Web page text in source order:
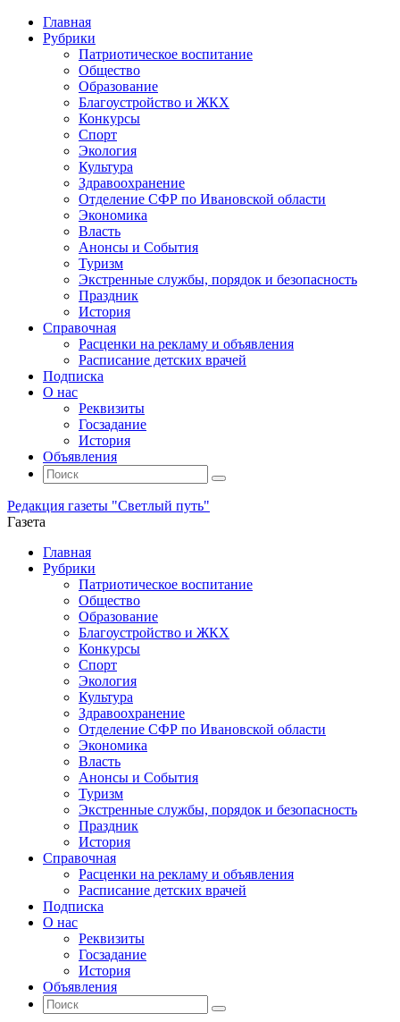
Главная
Рубрики
Патриотическое воспитание
Общество
Образование
Благоустройство и ЖКХ
Конкурсы
Спорт
Экология
Культура
Здравоохранение
Отделение СФР по Ивановской области
Экономика
Власть
Анонсы и События
Туризм
Экстренные службы, порядок и безопасность
Праздник
История
Справочная
Расценки на рекламу и объявления
Расписание детских врачей
Подписка
О нас
Реквизиты
Госзадание
История
Объявления
Поиск
Искать:
Поиск
Редакция газеты "Светлый путь"
Газета
Промотать
содержимому
Главная
Рубрики
Патриотическое воспитание
Общество
Образование
Благоустройство и ЖКХ
Конкурсы
Спорт
Экология
Культура
Здравоохранение
Отделение СФР по Ивановской области
Экономика
Власть
Анонсы и События
Туризм
Экстренные службы, порядок и безопасность
Праздник
История
Справочная
Расценки на рекламу и объявления
Расписание детских врачей
Подписка
О нас
Реквизиты
Госзадание
История
Объявления
Поиск
Искать:
Поиск